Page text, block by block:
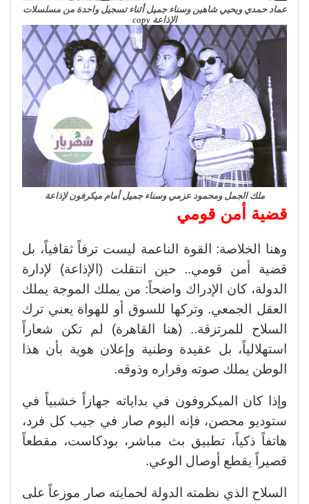
عماد حمدي ويحيي شاهين وسناء جميل أثناء تسجيل واحدة من مسلسلات
الإذاعة copy
ملك الجمل ومحمود عزمي وسناء جميل أمام ميكرفون لإذاعة
قضية أمن قومي
وهنا الخلاصة: القوة الناعمة ليست ترفاً ثقافياً، بل
قضية أمن قومي.. حين انتقلت (الإذاعة) لإدارة
الدولة، كان الإدراك واضحاً: من يملك الموجة يملك
العقل الجمعي. وتركها للسوق أو للهواة يعني ترك
السلاح للمرتزقة.. (هنا القاهرة) لم تكن شعاراً
استهلالياً، بل عقيدة وطنية وإعلان هوية بأن هذا
الوطن يملك صوته وقراره وذوقه.
وإذا كان الميكروفون في بداياته جهازاً خشبياً في
ستوديو محصن، فإنه اليوم صار في جيب كل فرد،
هاتفاً ذكياً، تطبيق بث مباشر، بودكاست، مقطعاً
قصيراً يقطع أوصال الوعي.
السلاح الذي نظمته الدولة لحمايته صار موزعاً على